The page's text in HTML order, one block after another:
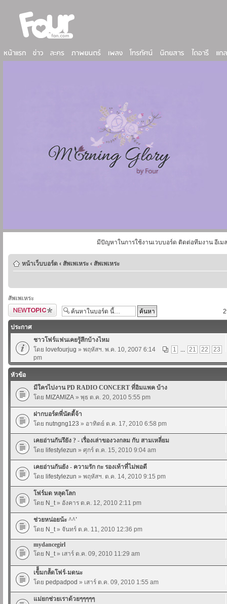
มีปัญหาในการใช้งานเวบบอร์ด ติดต่อทีมงาน อีเม
หน้าเว็บบอร์ด ‹ สัพเพเหระ ‹ สัพเพเหระ
สัพเพเหระ
ตั้งกระทู้ใหม่
ประกาศ
ชาวโฟร์แฟนเคยรู้สึกบ้างไหม
1
... 21 22 23
โดย lovefourjug » พฤหัสฯ. พ.ค. 10, 2007 6:14
pm
หัวข้อ
มีใครไปงาน PD RADIO CONCERT ที่อิมแพค บ้าง
โดย MIZAMIZA » พุธ ต.ค. 20, 2010 5:55 pm
ฝากบอร์ดพี่นัตตี้จ้า
โดย nutngng123 » อาทิตย์ ต.ค. 17, 2010 6:58 pm
เคยอ่านกันรึยัง ? - เรื่องเล่าของวงกลม กับ สามเหลี่ยม
โดย lifestylezun » ศุกร์ ต.ค. 15, 2010 9:04 am
เคยอ่านกันยัง - ความรัก กะ รองเท้าที่ไม่พอดี
โดย lifestylezun » พฤหัสฯ. ต.ค. 14, 2010 9:15 pm
โฟร์มด หลุดโลก
โดย N_t» อังคาร ต.ค. 12, 2010 2:11 pm
ช่วยหน่อยน้ะ ^^'
โดย N_t» จันทร์ ต.ค. 11, 2010 12:36 pm
mydancegirl
โดย N_t» เสาร์ ต.ค. 09, 2010 11:29 am
เข็็็มกลััดโฟร์-มดนะ
โดย pedpadpod » เสาร์ ต.ค. 09, 2010 1:55 am
แม่ยกช่วยเราด้วยๆๆๆๆๆ